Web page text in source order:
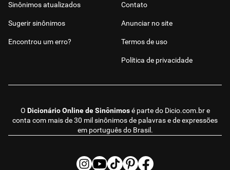
O Dicionário Online de Sinônimosé parte do Dicio.com.bre
conta com mais de 30 mil sinônimos de palavras e de expressões
em português do Brasil.
Sinônimos atualizados
Sugerir sinônimos
Encontrou um erro?
Contato
Anunciar no site
Termos de uso
Política de privacidade